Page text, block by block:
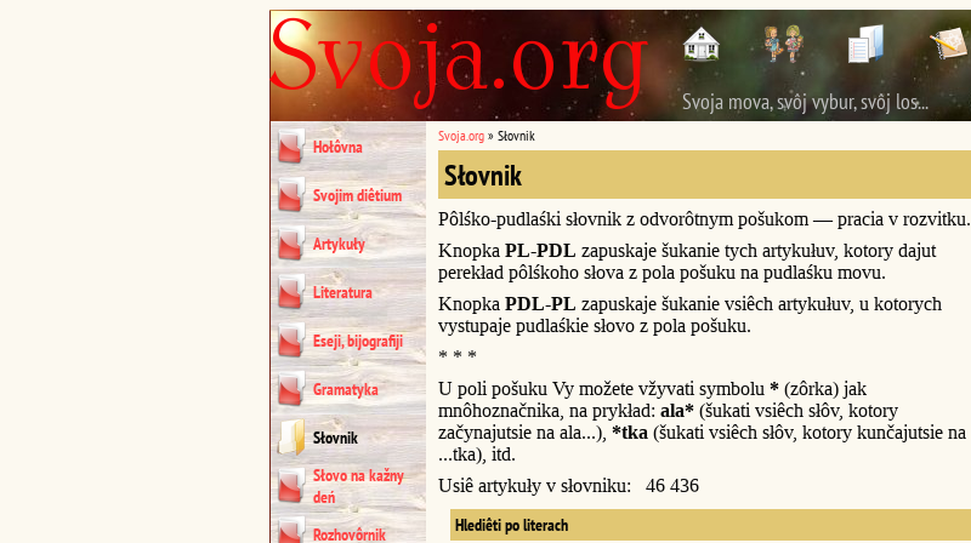
Svoja mova, svôj vybur, svôj los...
Hołôvna
Svojim diêtium
Artykuły
Literatura
Eseji, bijografiji
Gramatyka
Słovnik
Słovo na kažny
deń
Rozhovôrnik
Svoja.org » Słovnik
Słovnik
Pôlśko-pudlaśki słovnik z odvorôtnym pošukom — pracia v rozvitku.
Knopka PL-PDL zapuskaje šukanie tych artykułuv, kotory dajut
perekład pôlśkoho słova z pola pošuku na pudlaśku movu.
Knopka PDL-PL zapuskaje šukanie vsiêch artykułuv, u kotorych
vystupaje pudlaśkie słovo z pola pošuku.
* * *
U poli pošuku Vy možete vžyvati symbolu * (zôrka) jak
mnôhoznačnika, na prykład: ala* (šukati vsiêch słôv, kotory
začynajutsie na ala...), *tka (šukati vsiêch słôv, kotory kunčajutsie na
...tka), itd.
Usiê artykuły v słovniku: 46 436
Hlediêti po literach